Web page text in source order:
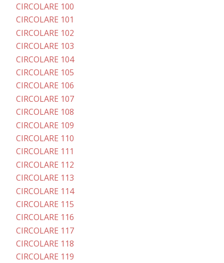
CIRCOLARE 100
CIRCOLARE 101
CIRCOLARE 102
CIRCOLARE 103
CIRCOLARE 104
CIRCOLARE 105
CIRCOLARE 106
CIRCOLARE 107
CIRCOLARE 108
CIRCOLARE 109
CIRCOLARE 110
CIRCOLARE 111
CIRCOLARE 112
CIRCOLARE 113
CIRCOLARE 114
CIRCOLARE 115
CIRCOLARE 116
CIRCOLARE 117
CIRCOLARE 118
CIRCOLARE 119